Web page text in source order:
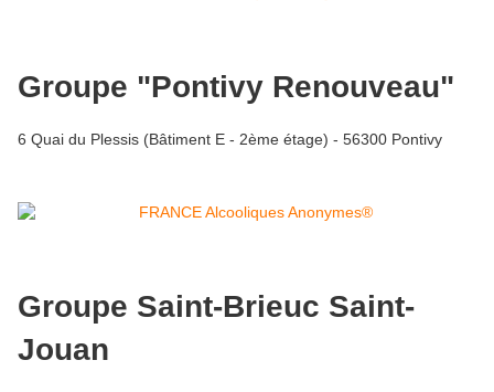
Groupe "Pontivy Renouveau"
6 Quai du Plessis (Bâtiment E - 2ème étage) - 56300 Pontivy
Groupe Saint-Brieuc Saint-
Jouan